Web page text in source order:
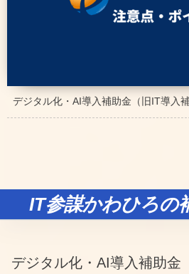
デジタル化・AI導入補助金（旧IT導入
IT参謀かわひろの
デジタル化・AI導入補助金